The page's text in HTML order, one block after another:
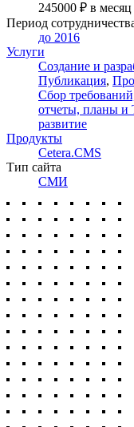
245000 ₽ в месяц
Период
до 2016
Услуги
Создание и
Публикация,
Сбор
отчеты, планы и
развитие
Продукты
Cetera.CMS
Тип сайта
СМИ